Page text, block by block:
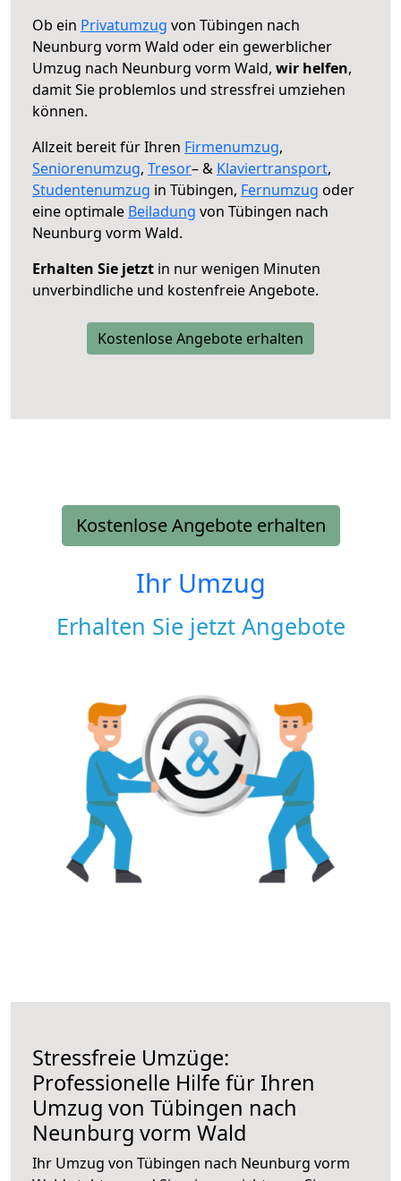
Ob ein Privatumzug von Tübingen nach
Neunburg vorm Wald oder ein gewerblicher
Umzug nach Neunburg vorm Wald, wir helfen,
damit Sie problemlos und stressfrei umziehen
können.
Allzeit bereit für Ihren Firmenumzug,
Seniorenumzug, Tresor– & Klaviertransport,
Studentenumzug in Tübingen, Fernumzug oder
eine optimale Beiladung von Tübingen nach
Neunburg vorm Wald.
Erhalten Sie jetzt in nur wenigen Minuten
unverbindliche und kostenfreie Angebote.
Kostenlose Angebote erhalten
Kostenlose Angebote erhalten
Ihr Umzug
Erhalten Sie jetzt Angebote
Stressfreie Umzüge:
Professionelle Hilfe für Ihren
Umzug von Tübingen nach
Neunburg vorm Wald
Ihr Umzug von Tübingen nach Neunburg vorm